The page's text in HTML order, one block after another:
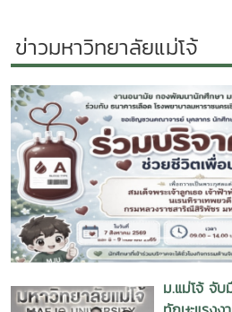
ดำเนินการดังกล่าวไปสู่กระบวนการ
ให้บริการของมหาวิทยาลัยต่อไป นอ
กิจกรรมการให้ความรู้ สอนการใช้งา
เกี่ยวข้องกับระบบลงทะเบียนต่าง ๆ ซึ่
ประโยชน์ต่อตัวนักศึกษาเอง และมีกิจ
ของผู้เข้าร่วมโครงการ โดยมุ่งหวังให้
การดำเนินงานของมหาวิทยาลัยให้เกิ
อย่างเป็นรูปธรรม ในโอกาสนี้ มีนัก
สนใจเข้าร่วมกิจกรรมจำนวนมาก มี
รางวัล และในท้ายที่สุดนักศึกษามหาวิ
ตระหนักในการมีส่วนร่วมต่อการปรับ
พร้อมที่จะให้ข้อเสนอแนะต่อการพัฒน
ข่าวมหาวิทยาลัยแม่โจ้
Previous
ม.แม่โจ้ จั